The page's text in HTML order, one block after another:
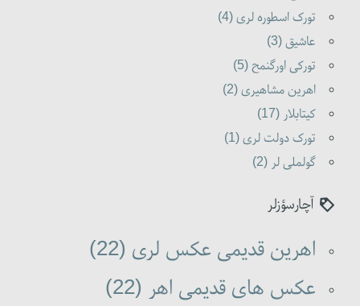
تورک اسطوره لری (4)
عاشیق (3)
تورکی اورگنمح (5)
اهرین مشاهیری (2)
کیتابلار (17)
تورک دولت لری (1)
گولملی لر (2)
آچارسؤزلر
اهرین قدیمی عکس لری (22)
عکس های قدیمی اهر (22)